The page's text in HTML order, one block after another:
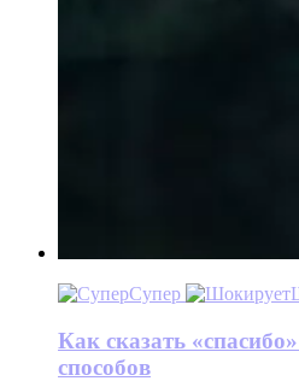
Супер
Как сказать
способов